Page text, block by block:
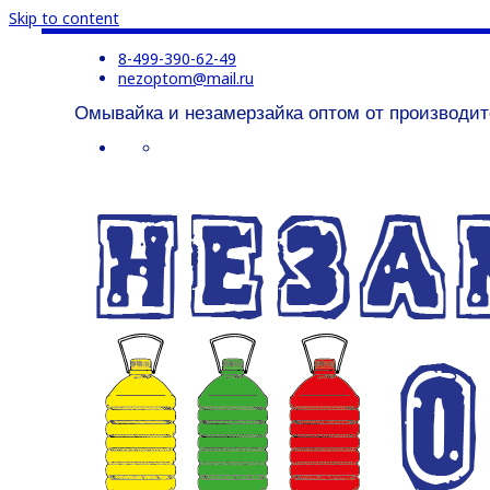
Skip to content
8-499-390-62-49
nezoptom@mail.ru
Омывайка и незамерзайка оптом от